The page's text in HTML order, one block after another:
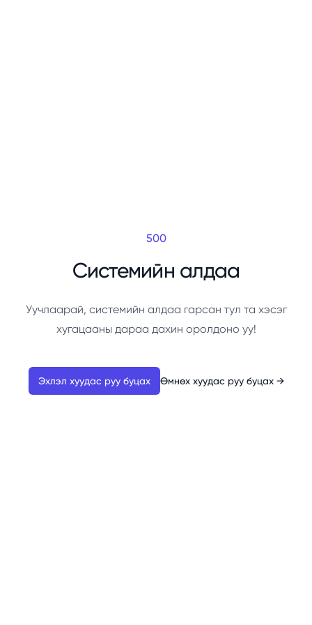
500
Системийн алдаа
Уучлаарай, системийн алдаа гарсан тул та хэсэг
хугацааны дараа дахин оролдоно уу!
Эхлэл хуудас руу буцах Өмнөх хуудас руу буцах →